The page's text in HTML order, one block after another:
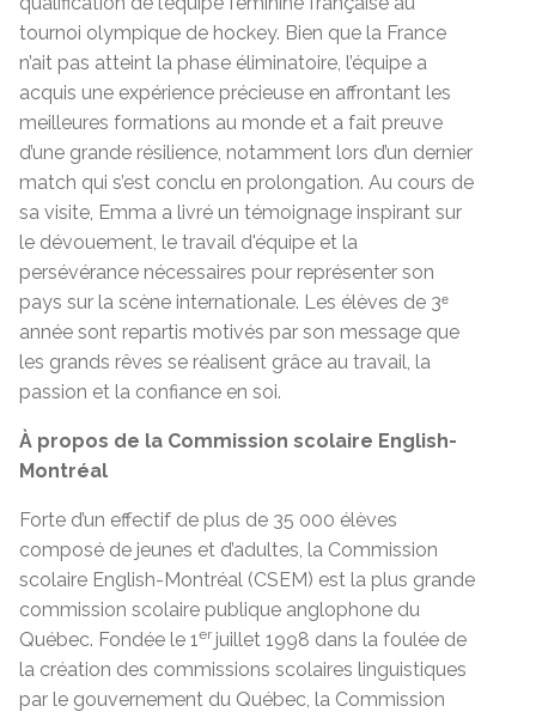
tournoi olympique de hockey. Bien que la France
n’ait pas atteint la phase éliminatoire, l’équipe a
acquis une expérience précieuse en affrontant les
meilleures formations au monde et a fait preuve
d’une grande résilience, notamment lors d’un dernier
match qui s’est conclu en prolongation. Au cours de
sa visite, Emma a livré un témoignage inspirant sur
le dévouement, le travail d'équipe et la
persévérance nécessaires pour représenter son
pays sur la scène internationale. Les élèves de 3ᵉ
année sont repartis motivés par son message que
les grands rêves se réalisent grâce au travail, la
passion et la confiance en soi.
À propos de la Commission scolaire English-
Montréal
Forte d’un effectif de plus de 35 000 élèves
composé de jeunes et d’adultes, la Commission
scolaire English-Montréal (CSEM) est la plus grande
commission scolaire publique anglophone du
Québec. Fondée le 1er juillet 1998 dans la foulée de
la création des commissions scolaires linguistiques
par le gouvernement du Québec, la Commission